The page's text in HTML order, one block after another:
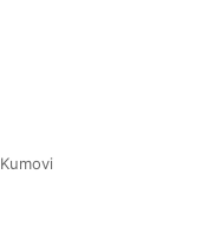
Kumovi